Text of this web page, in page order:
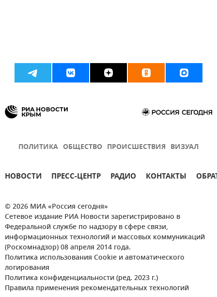
ПОЛИТИКА ОБЩЕСТВО ПРОИСШЕСТВИЯ ВИЗУАЛ
НОВОСТИ ПРЕСС-ЦЕНТР РАДИО КОНТАКТЫ
© 2026 МИА «Россия сегодня»
Сетевое издание РИА Новости зарегистрировано в
Федеральной службе по надзору в сфере связи,
информационных технологий и массовых коммуникаций
(Роскомнадзор) 08 апреля 2014 года.
Политика использования Cookie и автоматического
логирования
Политика конфиденциальности (ред. 2023 г.)
Правила применения рекомендательных технологий